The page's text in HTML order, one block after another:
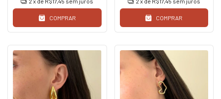
COMPRAR COMPRAR